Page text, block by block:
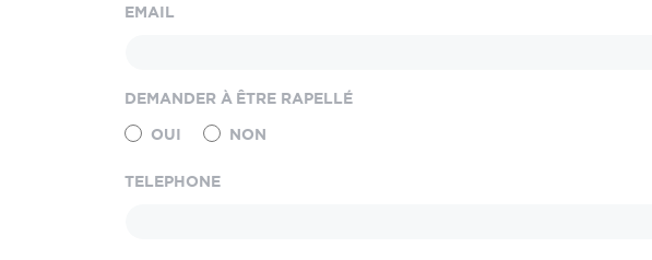
EMAIL
DEMANDER À ÊTRE RAPELLÉ
OUI NON
TELEPHONE